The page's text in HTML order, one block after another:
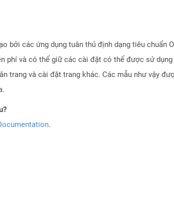
các ứng dụng tuân thủ định dạng tiêu chuẩn
phí và có thể giữ các cài đặt có thể được sử
trang và cài đặt trang khác. Các mẫu như vậy
.